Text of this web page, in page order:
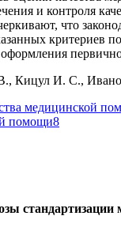
и контроля
что
критериев
оформления
Кицул И. С.,
медицинской
помощи8